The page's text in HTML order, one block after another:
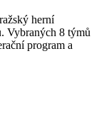
herní
Vybraných 8 týmů
program a